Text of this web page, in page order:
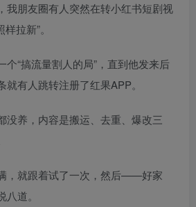
我朋友圈有人突然在转小红书短剧视
拉新”。
个“搞流量割人的局”，直到他发来后
有人跳转注册了红果APP。
没养，内容是搬运、去重、爆改三
，就跟着试了一次，然后——好家
道。